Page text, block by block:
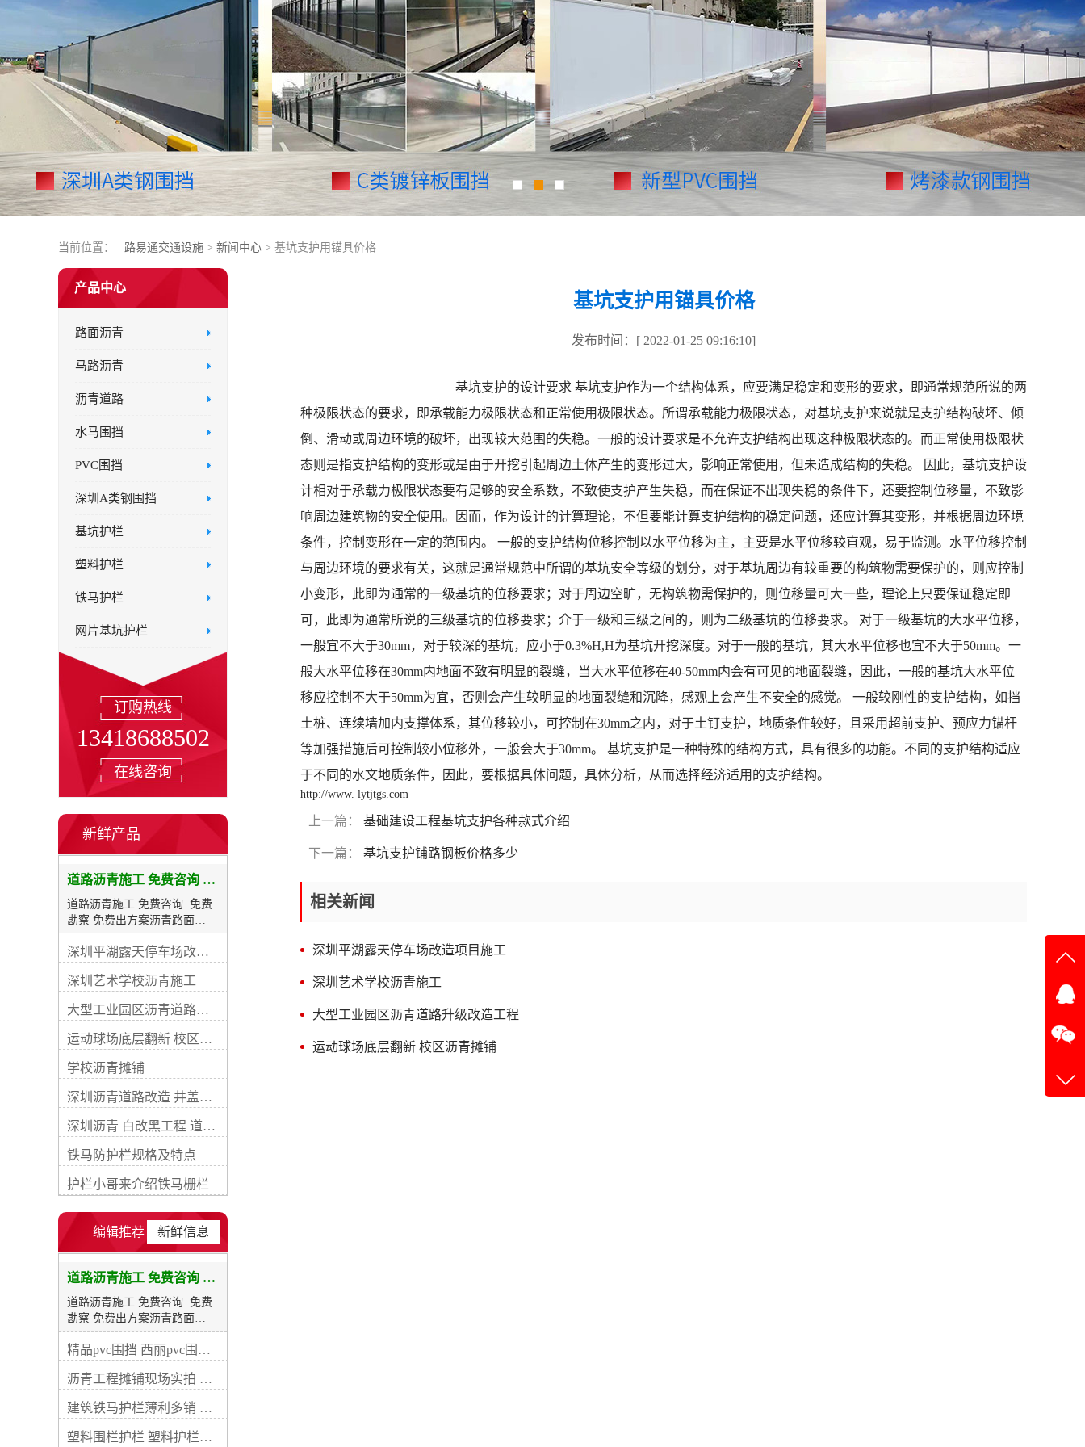
当前位置： 路易通交通设施 > 新闻中心 > 基坑支护用锚具价格
基坑支护用锚具价格
发布时间：[ 2022-01-25 09:16:10]
种极限状态的要求，即承载能力极限状态和正常使用极限状态。所谓承载能力极限状态，对基坑支护来说就是支护结构破坏、倾
倒、滑动或周边环境的破坏，出现较大范围的失稳。一般的设计要求是不允许支护结构出现这种极限状态的。而正常使用极限状
态则是指支护结构的变形或是由于开挖引起周边土体产生的变形过大，影响正常使用，但未造成结构的失稳。 因此，基坑支护设
计相对于承载力极限状态要有足够的安全系数，不致使支护产生失稳，而在保证不出现失稳的条件下，还要控制位移量，不致影
响周边建筑物的安全使用。因而，作为设计的计算理论，不但要能计算支护结构的稳定问题，还应计算其变形，并根据周边环境
条件，控制变形在一定的范围内。 一般的支护结构位移控制以水平位移为主，主要是水平位移较直观，易于监测。水平位移控制
与周边环境的要求有关，这就是通常规范中所谓的基坑安全等级的划分，对于基坑周边有较重要的构筑物需要保护的，则应控制
小变形，此即为通常的一级基坑的位移要求；对于周边空旷，无构筑物需保护的，则位移量可大一些，理论上只要保证稳定即
可，此即为通常所说的三级基坑的位移要求；介于一级和三级之间的，则为二级基坑的位移要求。 对于一级基坑的大水平位移，
一般宜不大于30mm，对于较深的基坑，应小于0.3%H,H为基坑开挖深度。对于一般的基坑，其大水平位移也宜不大于50mm。一
般大水平位移在30mm内地面不致有明显的裂缝，当大水平位移在40-50mm内会有可见的地面裂缝，因此，一般的基坑大水平位
移应控制不大于50mm为宜，否则会产生较明显的地面裂缝和沉降，感观上会产生不安全的感觉。 一般较刚性的支护结构，如挡
土桩、连续墙加内支撑体系，其位移较小，可控制在30mm之内，对于土钉支护，地质条件较好，且采用超前支护、预应力锚杆
等加强措施后可控制较小位移外，一般会大于30mm。 基坑支护是一种特殊的结构方式，具有很多的功能。不同的支护结构适应
于不同的水文地质条件，因此，要根据具体问题，具体分析，从而选择经济适用的支护结构。
http://www. lytjtgs.com
上一篇： 基础建设工程基坑支护各种款式介绍
下一篇： 基坑支护铺路钢板价格多少
相关新闻
深圳平湖露天停车场改造项目施工
深圳艺术学校沥青施工
大型工业园区沥青道路升级改造工程
运动球场底层翻新 校区沥青摊铺
产品中心
路面沥青
马路沥青
沥青道路
水马围挡
PVC围挡
深圳A类钢围挡
基坑护栏
塑料护栏
铁马护栏
网片基坑护栏
订购热线
13418688502
在线咨询
新鲜产品
道路沥青施工 免费咨询 免费勘察 免费出方案
道路沥青施工 免费咨询 免费
勘察 免费出方案沥青路面
【bituminous pavement】指的
是用沥青作结合料铺筑面层的
性基层、半刚性基层上，铺筑
一定厚度的沥青混合料作面层
的路面结构。这种路面与砂石
路面相比，其和强度稳定性都
大大提高。与水泥混凝土路面
相比，沥青路面表面平整无接
缝，行车振动小，噪音低，开
放交通快，养护简便，适宜于
重要结构形式。 沥青路面的缺
点是温度敏感性较高。夏季强
度下降，若控制不好会使路面
发软泛油或推移剪裂破坏。低
温时沥青材料变脆可能引起路
面开裂。 沥青路面按其强度构
成原则分为嵌挤锁结式和级配
密实式两类。嵌锁式沥青路面
和沥青碎石铺筑，属于次高级
类沥青混凝土，沥青玛蹄脂碎
石等铺筑，其密实度大、孔隙
小，是强度和稳定性较高的沥
青路面，属高级路面。 简史
据考古资料，印加帝国在15世
纪已采用天然沥青修筑沥青碎
石路。英国在1832～1838年之
间，用煤沥青在格洛斯特郡修
筑了第一段煤沥青碎石路；法
深圳平湖露天停车场改造项目施工
深圳艺术学校沥青施工
大型工业园区沥青道路升级改造工程
运动球场底层翻新 校区沥青摊铺
学校沥青摊铺
深圳沥青道路改造 井盖提升 路面铣刨 包工包料
深圳沥青 白改黑工程 道路提升沥青施工
铁马防护栏规格及特点
护栏小哥来介绍铁马栅栏
新鲜信息
编辑推荐
道路沥青施工 免费咨询 免费勘察 免费出方案
道路沥青施工 免费咨询 免费
勘察 免费出方案沥青路面
【bituminous pavement】指的
是用沥青作结合料铺筑面层的
性基层、半刚性基层上，铺筑
一定厚度的沥青混合料作面层
的路面结构。这种路面与砂石
路面相比，其和强度稳定性都
精品pvc围挡 西丽pvc围挡图片
沥青工程摊铺现场实拍 深圳路易通沥青工程
建筑铁马护栏薄利多销 铁马定制 耐久不掉色
塑料围栏护栏 塑料护栏交货快